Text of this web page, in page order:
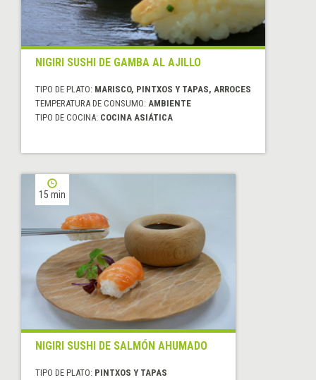
NIGIRI SUSHI DE GAMBA AL AJILLO
TIPO DE PLATO: MARISCO, PINTXOS Y TAPAS, ARROCES
TEMPERATURA DE CONSUMO: AMBIENTE
TIPO DE COCINA: COCINA ASIÁTICA
15 min
NIGIRI SUSHI DE SALMÓN AHUMADO
TIPO DE PLATO: PINTXOS Y TAPAS